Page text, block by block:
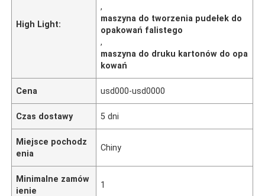
High Light:
,
maszyna do tworzenia pudełek do
opakowań falistego
,
maszyna do druku kartonów do opa
kowań
Cena usd000-usd0000
Czas dostawy 5 dni
Miejsce pochodz
enia
Chiny
Minimalne zamów
ienie
1